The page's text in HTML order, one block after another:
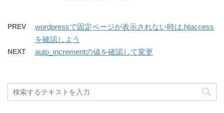
PREV
wordpressで固定ページが表示されない時は.htaccess
を確認しよう
NEXT auto_incrementの値を確認して変更